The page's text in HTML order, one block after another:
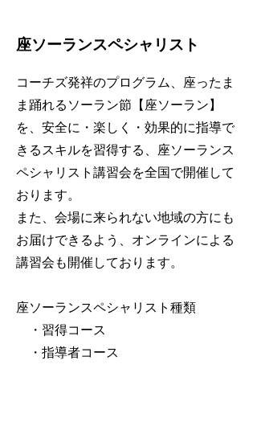
​座ソーランスペシャリスト
コーチズ発祥のプログラム、座ったま
ま踊れるソーラン節【座ソーラン】
を、安全に・楽しく・効果的に指導で
きるスキルを習得する、座ソーランス
ペシャリスト講習会を全国で開催して
おります。
また、会場に来られない地域の方にも
お届けできるよう、オンラインによる
講習会も開催しております。
座ソーランスペシャリスト種類
・習得コース
・指導者コース